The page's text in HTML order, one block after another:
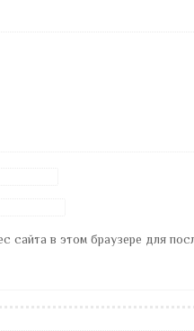
сайта в этом браузере для